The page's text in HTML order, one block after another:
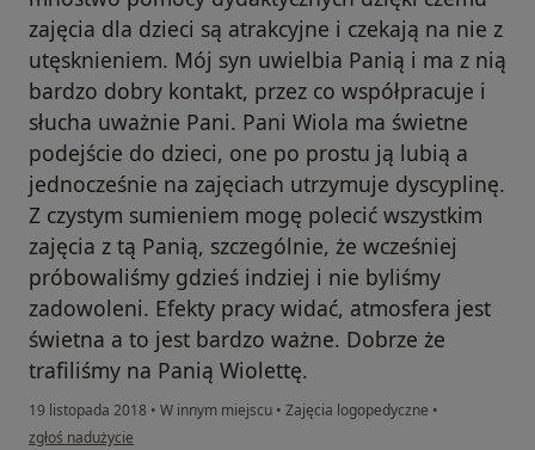
zajęcia dla dzieci są atrakcyjne i czekają na nie z
utęsknieniem. Mój syn uwielbia Panią i ma z nią
bardzo dobry kontakt, przez co współpracuje i
słucha uważnie Pani. Pani Wiola ma świetne
podejście do dzieci, one po prostu ją lubią a
jednocześnie na zajęciach utrzymuje dyscyplinę.
Z czystym sumieniem mogę polecić wszystkim
zajęcia z tą Panią, szczególnie, że wcześniej
próbowaliśmy gdzieś indziej i nie byliśmy
zadowoleni. Efekty pracy widać, atmosfera jest
świetna a to jest bardzo ważne. Dobrze że
trafiliśmy na Panią Wiolettę.
19 listopada 2018 • W innym miejscu • Zajęcia logopedyczne •
w opinii użytkownika Konto zostało usunięte
zgłoś nadużycie